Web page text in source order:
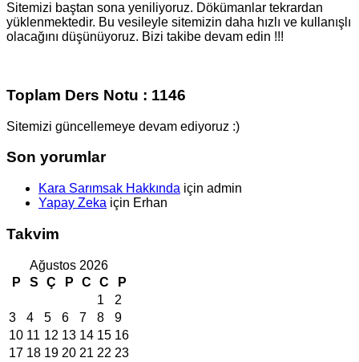
Sitemizi baştan sona yeniliyoruz. Dökümanlar tekrardan
yüklenmektedir. Bu vesileyle sitemizin daha hızlı ve kullanışlı
olacağını düşünüyoruz. Bizi takibe devam edin !!!
Toplam Ders Notu : 1146
Sitemizi güncellemeye devam ediyoruz :)
Son yorumlar
Kara Sarımsak Hakkında için admin
Yapay Zeka için Erhan
Takvim
Ağustos 2026
P
S Ç P C C
P
1
2
3
4 5 6 7 8
9
10 11 12 13 14 15 16
17 18 19 20 21 22 23